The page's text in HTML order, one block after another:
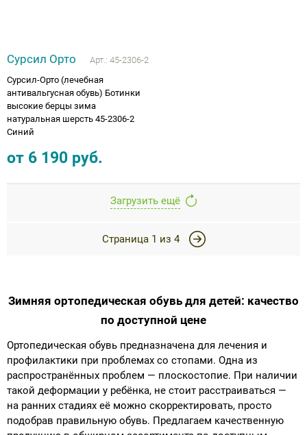
Сурсил Орто Арт.: 45-2306-2
Сурсил-Орто (лечебная
антивальгусная обувь) Ботинки
высокие берцы зима
натуральная шерсть 45-2306-2
Синий
от 6 190 руб.
Загрузить ещё
Страница 1 из 4
Зимняя ортопедическая обувь для детей: качество
по доступной цене
Ортопедическая обувь предназначена для лечения и
профилактики при проблемах со стопами. Одна из
распространённых проблем — плоскостопие. При наличии
такой деформации у ребёнка, не стоит расстраиваться —
на ранних стадиях её можно скорректировать, просто
подобрав правильную обувь. Предлагаем качественную